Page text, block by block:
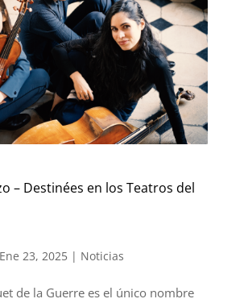
– Destinées en los Teatros del
Ene 23, 2025| Noticias
de la Guerre es el único nombre